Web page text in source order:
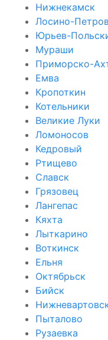
Нижнекамск
Лосино-
Юрьев-
Мураши
Приморско-
Емва
Кропоткин
Котельники
Великие Луки
Ломоносов
Кедровый
Ртищево
Славск
Грязовец
Лангепас
Кяхта
Лыткарино
Воткинск
Ельня
Октябрьск
Бийск
Пыталово
Рузаевка